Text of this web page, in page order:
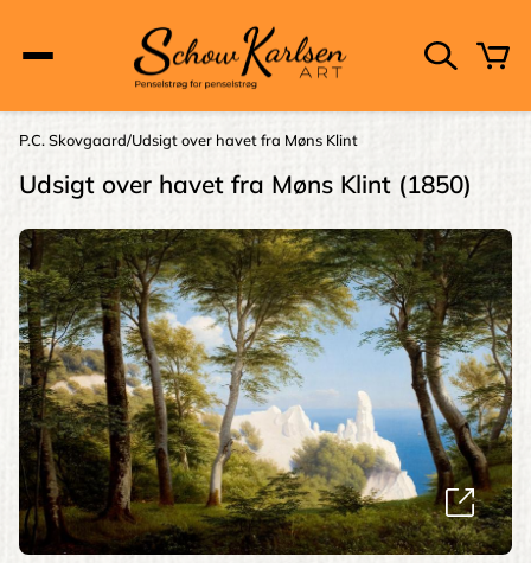
navigation
Brødkrumme
P.C. Skovgaard Udsigt over havet fra Møns Klint
Udsigt over havet fra Møns Klint (1850)